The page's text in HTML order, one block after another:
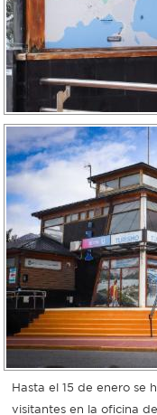
Hasta el 15 de enero se
visitantes en la oficina